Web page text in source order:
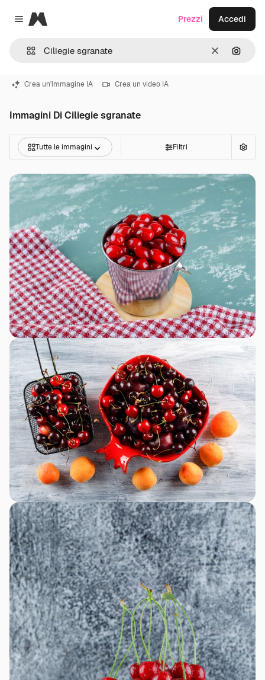
Close menu
Magnific
CancellaCerca
Prezzi Accedi
Crea un'immagine IA Crea un video IA
Immagini Di Ciliegie sgranate
Tutte le immagini Filtri